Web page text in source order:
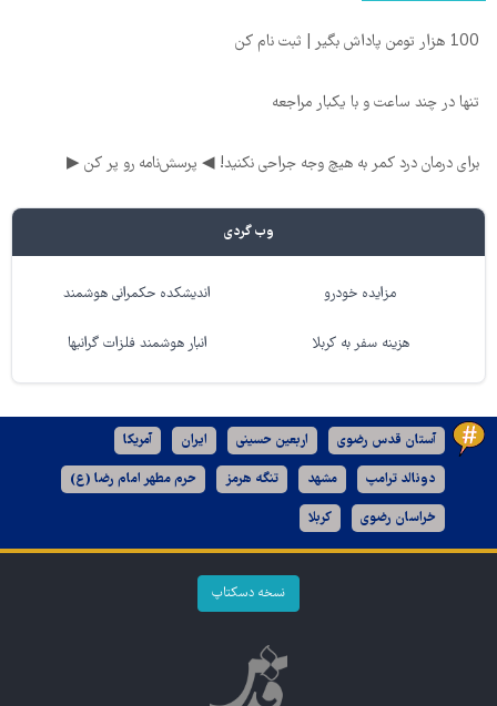
100 هزار تومن پاداش بگیر | ثبت نام کن
تنها در چند ساعت و با یکبار مراجعه
برای درمان درد کمر به هیچ وجه جراحی نکنید! ◀ پرسش‌نامه رو پر کن ▶
وب گردی
مزایده خودرو اندیشکده حکمرانی هوشمند
هزینه سفر به کربلا انبار هوشمند فلزات گرانبها
آستان قدس رضوی اربعین حسینی ایران آمریکا
دونالد ترامپ مشهد تنگه هرمز حرم مطهر امام رضا (ع)
خراسان رضوی کربلا
نسخه دسکتاپ